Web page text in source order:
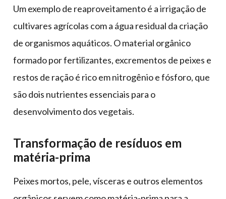
Um exemplo de reaproveitamento é a irrigação de
cultivares agrícolas com a água residual da criação
de organismos aquáticos. O material orgânico
formado por fertilizantes, excrementos de peixes e
restos de ração é rico em nitrogênio e fósforo, que
são dois nutrientes essenciais para o
desenvolvimento dos vegetais.
Transformação de resíduos em
matéria-prima
Peixes mortos, pele, vísceras e outros elementos